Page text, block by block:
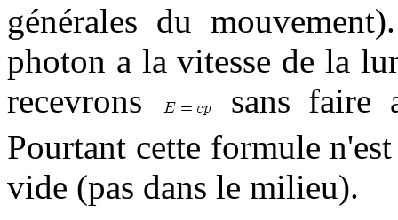
générales du
photon a la vitesse de la
recevrons
sans faire
Pourtant cette formule
vide (pas dans le milieu).